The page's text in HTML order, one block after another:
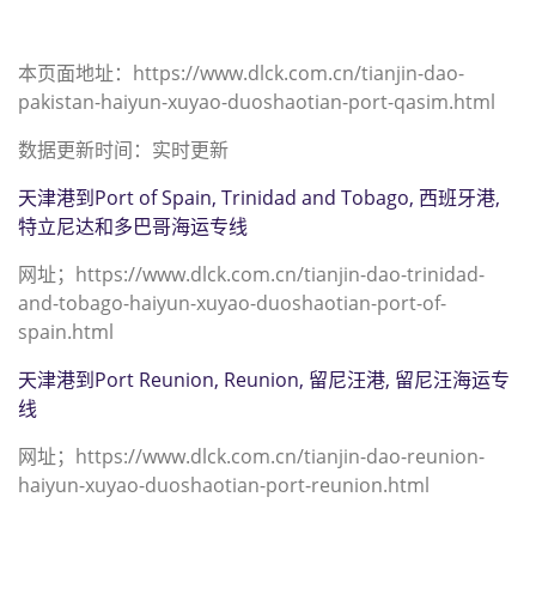
本页面地址：https://www.dlck.com.cn/tianjin-dao-
pakistan-haiyun-xuyao-duoshaotian-port-qasim.html
数据更新时间：实时更新
天津港到Port of Spain, Trinidad and Tobago, 西班牙港,
特立尼达和多巴哥海运专线
网址；https://www.dlck.com.cn/tianjin-dao-trinidad-
and-tobago-haiyun-xuyao-duoshaotian-port-of-
spain.html
天津港到Port Reunion, Reunion, 留尼汪港, 留尼汪海运专
线
网址；https://www.dlck.com.cn/tianjin-dao-reunion-
haiyun-xuyao-duoshaotian-port-reunion.html